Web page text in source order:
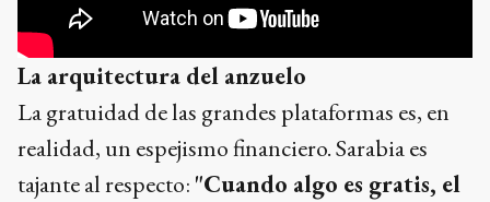
La arquitectura del anzuelo
La gratuidad de las grandes plataformas es, en
realidad, un espejismo financiero. Sarabia es
tajante al respecto: "Cuando algo es gratis, el